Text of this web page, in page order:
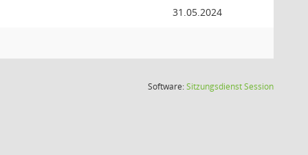
31.05.2024
Software:SitzungsdienstSession(Wird in